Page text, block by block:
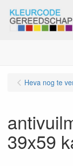
Heva nog te
39x59